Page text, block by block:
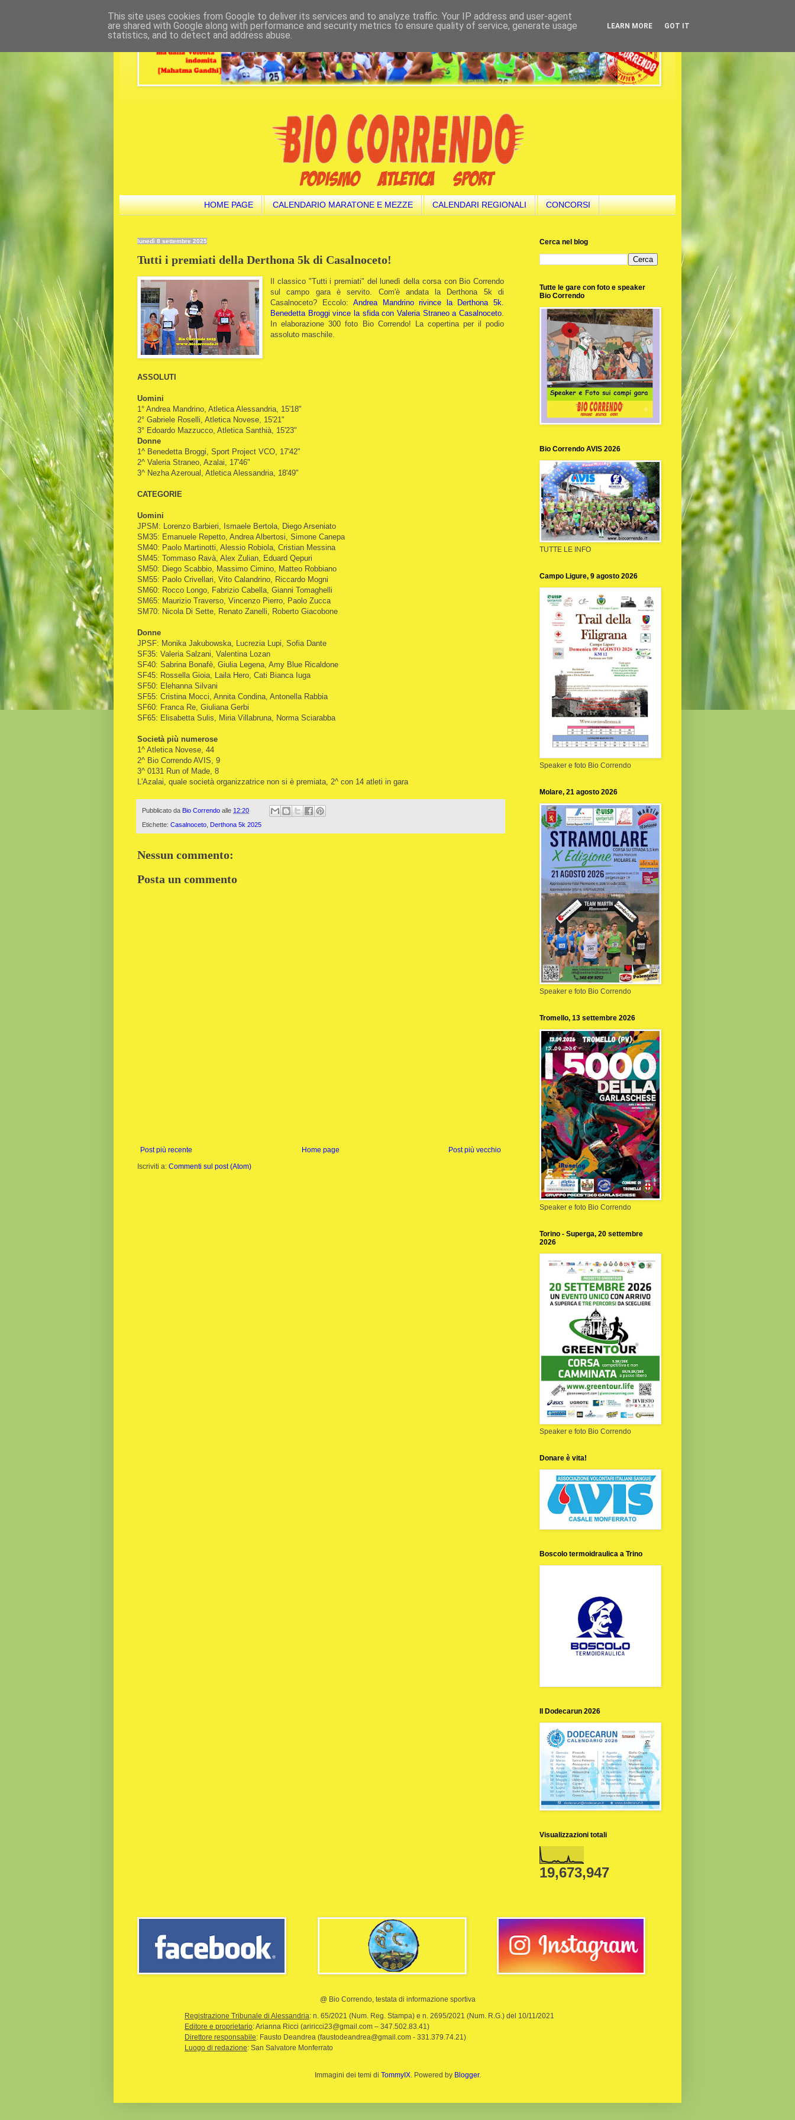
HOME PAGE CALENDARIO MARATONE E MEZZE CALENDARI REGIONALI CONCORSI
lunedì 8 settembre 2025
Tutti i premiati della Derthona 5k di Casalnoceto!
Il classico "Tutti i premiati" del lunedì della corsa con Bio Correndo
sul campo gara è servito.
Com'è andata la Derthona 5k di
Casalnoceto? Eccolo:Andrea Mandrino rivince la Derthona 5k.
Benedetta Broggi vince la sfida con Valeria Straneo a Casalnoceto
In elaborazione 300 foto Bio Correndo! La copertina per il podio
assoluto maschile.
ASSOLUTI
Uomini
1° Andrea Mandrino, Atletica Alessandria, 15'18"
2° Gabriele Roselli, Atletica Novese, 15'21"
3° Edoardo Mazzucco, Atletica Santhià, 15'23"
Donne
1^ Benedetta Broggi, Sport Project VCO, 17'42"
2^ Valeria Straneo, Azalai, 17'46"
3^ Nezha Azeroual, Atletica Alessandria, 18'49"
CATEGORIE
Uomini
JPSM: Lorenzo Barbieri, Ismaele Bertola, Diego Arseniato
SM35: Emanuele Repetto, Andrea Albertosi, Simone Canepa
SM40: Paolo Martinotti, Alessio Robiola, Cristian Messina
SM45: Tommaso Ravà, Alex Zulian, Eduard Qepuri
SM50: Diego Scabbio, Massimo Cimino, Matteo Robbiano
SM55: Paolo Crivellari, Vito Calandrino, Riccardo Mogni
SM60: Rocco Longo, Fabrizio Cabella, Gianni Tomaghelli
SM65: Maurizio Traverso, Vincenzo Pierro, Paolo Zucca
SM70: Nicola Di Sette, Renato Zanelli, Roberto Giacobone
Donne
JPSF: Monika Jakubowska, Lucrezia Lupi, Sofia Dante
SF35: Valeria Salzani, Valentina Lozan
SF40: Sabrina Bonafè, Giulia Legena, Amy Blue Ricaldone
SF45: Rossella Gioia, Laila Hero, Cati Bianca Iuga
SF50: Elehanna Silvani
SF55: Cristina Mocci, Annita Condina, Antonella Rabbia
SF60: Franca Re, Giuliana Gerbi
SF65: Elisabetta Sulis, Miria Villabruna, Norma Sciarabba
Società più numerose
1^ Atletica Novese, 44
2^ Bio Correndo AVIS, 9
3^ 0131 Run of Made, 8
L'Azalai, quale società organizzatrice non si è premiata, 2^ con 14 atleti in gara
Pubblicato da Bio Correndo alle 12:20
Etichette: Casalnoceto Derthona 5k 2025
Nessun commento:
Posta un commento
Post più recente Post più vecchio
Home page
Iscriviti a: Commenti sul post (Atom)
Cerca nel blog
Tutte le gare con foto e speaker
Bio Correndo
Bio Correndo AVIS 2026
TUTTE LE INFO
Campo Ligure, 9 agosto 2026
Speaker e foto Bio Correndo
Molare, 21 agosto 2026
Speaker e foto Bio Correndo
Tromello, 13 settembre 2026
Speaker e foto Bio Correndo
Torino - Superga, 20 settembre
2026
Speaker e foto Bio Correndo
Donare è vita!
Boscolo termoidraulica a Trino
Il Dodecarun 2026
Visualizzazioni totali
19,673,947
@ Bio Correndo, testata di informazione sportiva
Registrazione Tribunale di Alessandria: n. 65/2021 (Num. Reg. Stampa) e n. 2695/2021 (Num. R.G.) del 10/11/2021
Editore e proprietario: Arianna Ricci (ariricci23@gmail.com – 347.502.83.41)
Direttore responsabile: Fausto Deandrea (faustodeandrea@gmail.com - 331.379.74.21)
Luogo di redazione: San Salvatore Monferrato
Immagini dei temi di TommyIX. Powered by Blogger.
This site uses cookies from Google to deliver its services and to analyze traffic. Your IP address and user-agent
are shared with Google along with performance and security metrics to ensure quality of service, generate usage
statistics, and to detect and address abuse.
LEARN MORE GOT IT